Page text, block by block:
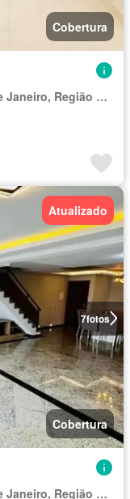
Cobertura
Região Geográfica Imediata do Rio de Janeiro, Região Metropolitana do Rio de Janeiro
7fotos
Atualizado
Cobertura
Região Geográfica Imediata do Rio de Janeiro, Região Metropolitana do Rio de Janeiro